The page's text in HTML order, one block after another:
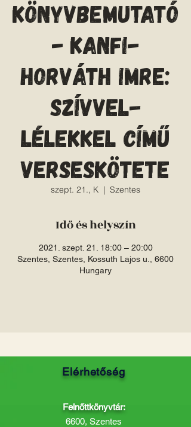
Könyvbemutató
- Kanfi-
Horváth Imre:
Szívvel-
lélekkel című
verseskötete
szept. 21., K
  |
Szentes
Idő és helyszín
2021. szept. 21. 18:00 – 20:00
Szentes, Szentes, Kossuth Lajos u., 6600
Hungary
Elérhetőség
Felnőttkönyvtár:
6600, Szentes